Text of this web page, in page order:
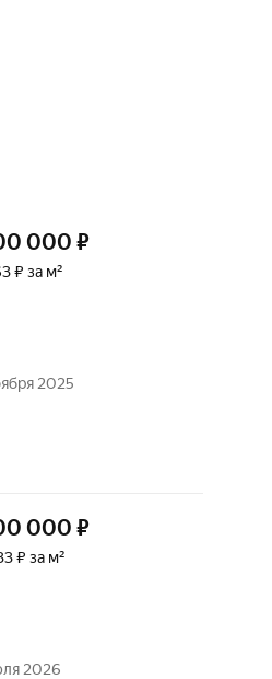
000 ₽
₽ за м²
2025
000 ₽
₽ за м²
2026